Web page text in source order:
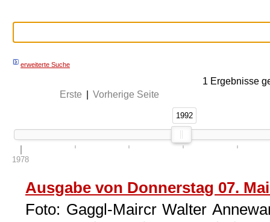
erweiterte Suche
1 Ergebnisse
Erste
Vorherige Seite
1992
1992
1978
Ausgabe von Donnerstag 07.
Foto: Gaggl-Maircr Walter